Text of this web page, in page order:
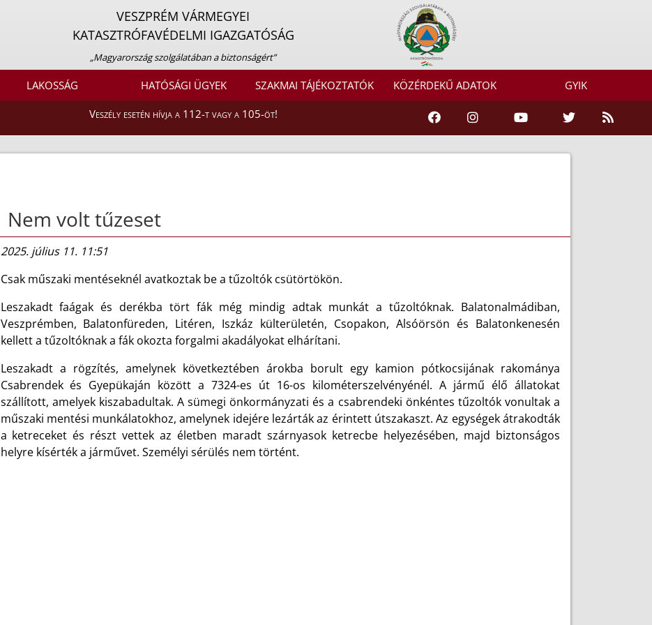
VESZPRÉM VÁRMEGYEI
KATASZTRÓFAVÉDELMI IGAZGATÓSÁG
„Magyarország szolgálatában a biztonságért”
LAKOSSÁG HATÓSÁGI ÜGYEK SZAKMAI TÁJÉKOZTATÓK KÖZÉRDEKŰ ADATOK GYIK
Veszély esetén hívja a 112-t vagy a 105-öt!
Nem volt tűzeset
2025. július 11. 11:51
Csak műszaki mentéseknél avatkoztak be a tűzoltók csütörtökön.
Leszakadt faágak és derékba tört fák még mindig adtak munkát a tűzoltóknak. Balatonalmádiban,
Veszprémben, Balatonfüreden, Litéren, Iszkáz külterületén, Csopakon, Alsóörsön és Balatonkenesén
kellett a tűzoltóknak a fák okozta forgalmi akadályokat elhárítani.
Leszakadt a rögzítés, amelynek következtében árokba borult egy kamion pótkocsijának rakománya
Csabrendek és Gyepükaján között a 7324-es út 16-os kilométerszelvényénél. A jármű élő állatokat
szállított, amelyek kiszabadultak. A sümegi önkormányzati és a csabrendeki önkéntes tűzoltók vonultak a
műszaki mentési munkálatokhoz, amelynek idejére lezárták az érintett útszakaszt. Az egységek átrakodták
a ketreceket és részt vettek az életben maradt szárnyasok ketrecbe helyezésében, majd biztonságos
helyre kísérték a járművet. Személyi sérülés nem történt.